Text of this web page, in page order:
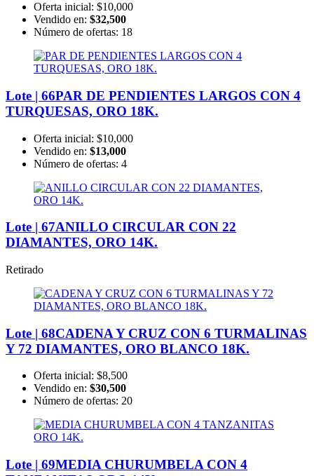
Oferta inicial: $10,000
Vendido en: $32,500
Número de ofertas: 18
Lote | 66PAR DE PENDIENTES LARGOS CON 4
TURQUESAS, ORO 18K.
Oferta inicial: $10,000
Vendido en: $13,000
Número de ofertas: 4
Lote | 67ANILLO CIRCULAR CON 22
DIAMANTES, ORO 14K.
Retirado
Lote | 68CADENA Y CRUZ CON 6 TURMALINAS
Y 72 DIAMANTES, ORO BLANCO 18K.
Oferta inicial: $8,500
Vendido en: $30,500
Número de ofertas: 20
Lote | 69MEDIA CHURUMBELA CON 4